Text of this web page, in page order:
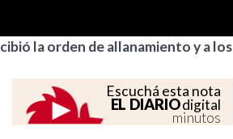
la orden de allanamiento y a los
Escuchá esta nota
EL DIARIOdigital
minutos